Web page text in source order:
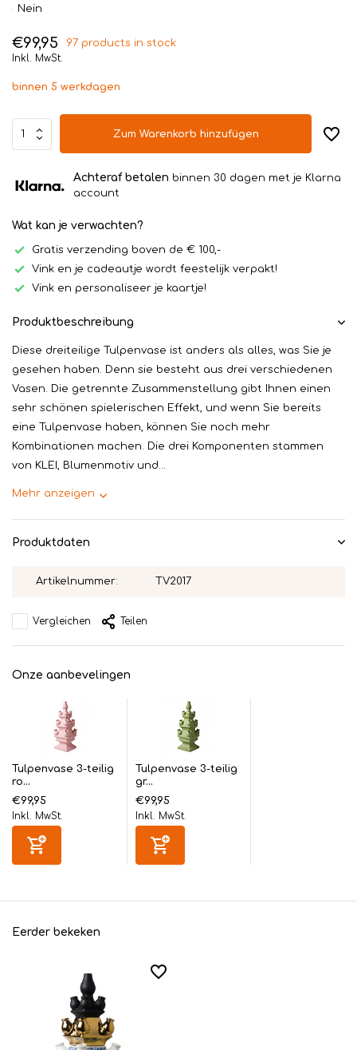
Nein
€99,95
97 products in stock
Inkl. MwSt.
binnen 5 werkdagen
Zum Warenkorb hinzufügen
Achteraf betalen binnen 30 dagen met je Klarna
account
Wat kan je verwachten?
Gratis verzending boven de € 100,-
Vink en je cadeautje wordt feestelijk verpakt!
Vink en personaliseer je kaartje!
Produktbeschreibung
Diese dreiteilige Tulpenvase ist anders als alles, was Sie je
gesehen haben. Denn sie besteht aus drei verschiedenen
Vasen. Die getrennte Zusammenstellung gibt Ihnen einen
sehr schönen spielerischen Effekt, und wenn Sie bereits
eine Tulpenvase haben, können Sie noch mehr
Kombinationen machen. Die drei Komponenten stammen
von KLEI, Blumenmotiv und...
Mehr anzeigen
Produktdaten
Artikelnummer: TV2017
Vergleichen Teilen
Onze aanbevelingen
Tulpenvase 3-teilig
ro...
€99,95
Inkl. MwSt.
Tulpenvase 3-teilig
gr...
€99,95
Inkl. MwSt.
Eerder bekeken